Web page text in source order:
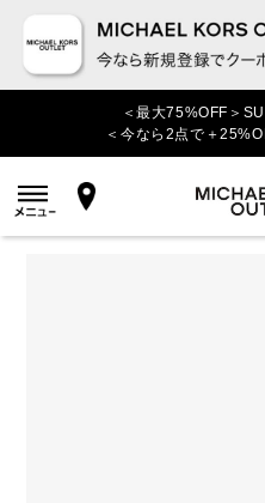
＜最大75%OFF＞
＜今なら2点で＋